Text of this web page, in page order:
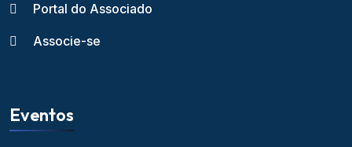
Portal do Associado
Associe-se
Eventos